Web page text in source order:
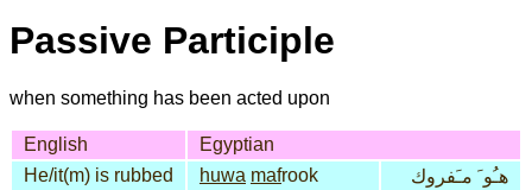
Passive Participle
when something has been acted upon
English
Egyptian
He/it(m) is rubbed
huwa mafrook هـُو َ مـَفروك